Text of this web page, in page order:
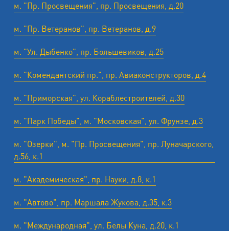
м. "Пр. Просвещения", пр. Просвещения, д.20
м. "Пр. Ветеранов", пр. Ветеранов, д.9
м. "Ул. Дыбенко", пр. Большевиков, д.25
м. "Комендантский пр.", пр. Авиаконструкторов, д.4
м. "Приморская", ул. Кораблестроителей, д.30
м. "Парк Победы", м. "Московская", ул. Фрунзе, д.3
м. "Озерки", м. "Пр. Просвещения", пр. Луначарского,
д.56, к.1
м. "Академическая", пр. Науки, д.8, к.1
м. "Автово", пр. Маршала Жукова, д.35, к.3
м. "Международная", ул. Белы Куна, д.20, к.1